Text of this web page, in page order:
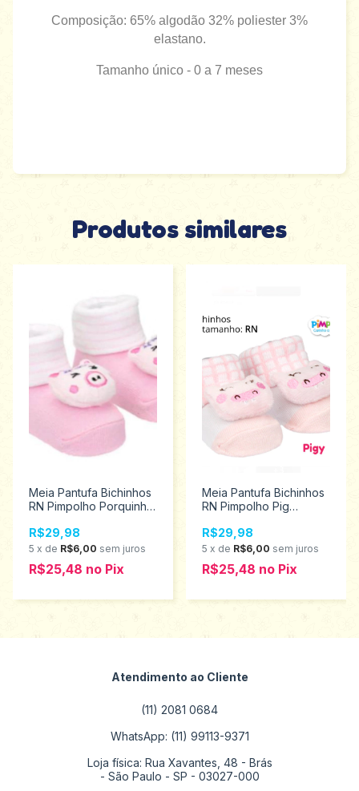
Composição: 65% algodão 32% poliester 3%
elastano.
Tamanho único - 0 a 7 meses
Produtos similares
Meia Pantufa Bichinhos
RN Pimpolho Porquinha
R$29,98
5 x de R$6,00 sem juros
R$25,48 no Pix
Meia Pantufa Bichinhos
RN Pimpolho Pig
R$29,98
5 x de R$6,00 sem juros
R$25,48 no Pix
Atendimento ao Cliente
(11) 2081 0684
WhatsApp: (11) 99113-9371
Loja física: Rua Xavantes, 48 - Brás
- São Paulo - SP - 03027-000